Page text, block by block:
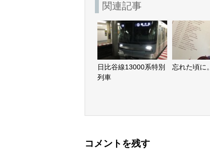
関連記事
日比谷線13000系特別
列車
忘れた頃に。
コメントを残す